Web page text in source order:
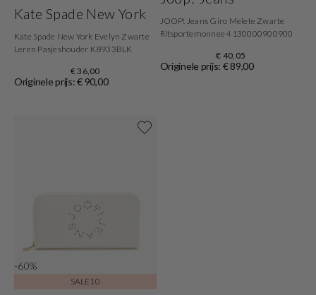
Kate Spade New York
Kate Spade New York Evelyn Zwarte
Leren Pasjeshouder K8933BLK
€ 36,00
Originele prijs: € 90,00
JOOP! Jeans Giro Melete Zwarte
Ritsportemonnee 4130000900900
€ 40,05
Originele prijs: € 89,00
-60%
SALE10